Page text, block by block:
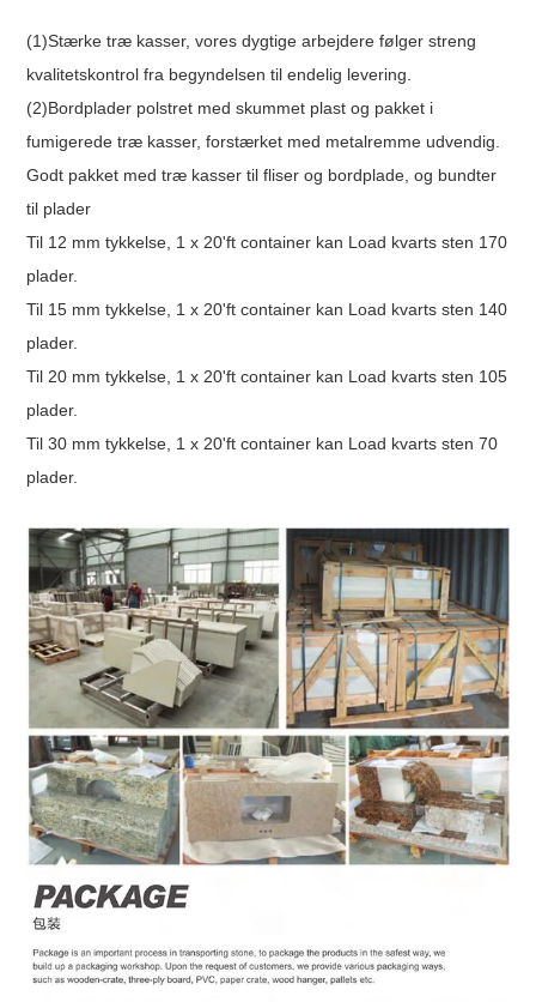
(1)Stærke træ kasser, vores dygtige arbejdere følger streng
kvalitetskontrol fra begyndelsen til endelig levering.
(2)Bordplader polstret med skummet plast og pakket i
fumigerede træ kasser, forstærket med metalremme udvendig.
Godt pakket med træ kasser til fliser og bordplade, og bundter
til plader
Til 12 mm tykkelse, 1 x 20'ft container kan Load kvarts sten 170
plader.
Til 15 mm tykkelse, 1 x 20'ft container kan Load kvarts sten 140
plader.
Til 20 mm tykkelse, 1 x 20'ft container kan Load kvarts sten 105
plader.
Til 30 mm tykkelse, 1 x 20'ft container kan Load kvarts sten 70
plader.